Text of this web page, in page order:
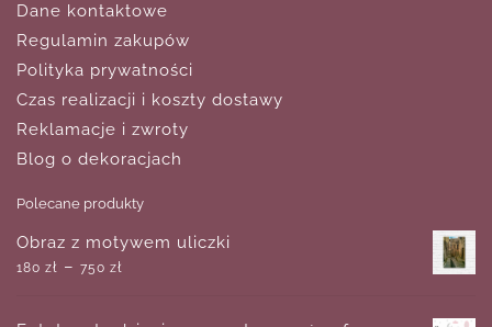
Dane kontaktowe
Regulamin zakupów
Polityka prywatności
Czas realizacji i koszty dostawy
Reklamacje i zwroty
Blog o dekoracjach
Polecane produkty
Obraz z motywem uliczki
180 zł – 750 zł